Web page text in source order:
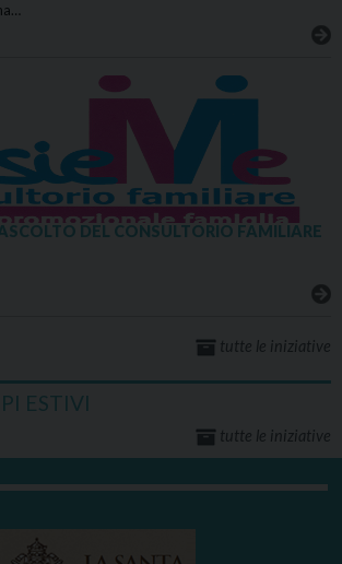
DEL CONSULTORIO FAMILIARE
tutte le iniziative
ESTIVI
tutte le iniziative